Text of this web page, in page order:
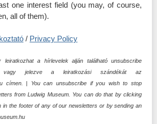
one interest field (you may, of course,
all of them).
/ Privacy Policy
leiratkozhat a hírlevelek alján található unsubscribe
vagy jelezve a leiratkozási szándékát az
címen. | You can unsubscribe if you wish to stop
from Ludwig Museum. You can do that by clicking
in the footer of any of our newsletters or by sending an